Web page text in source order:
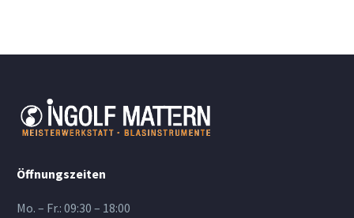
Öffnungszeiten
Mo. – Fr.: 09:30 – 18:00